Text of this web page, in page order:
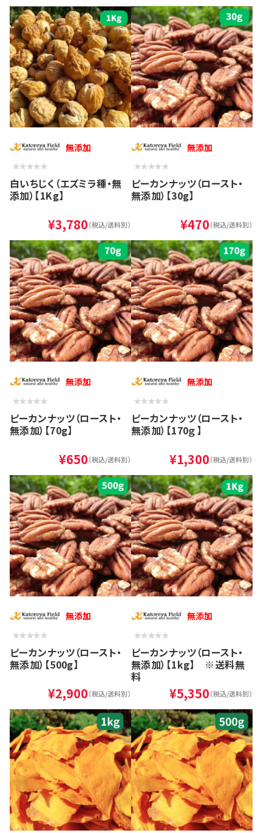
無添加
白いちじく（エズミラ種・無
添加）【1Kg】
¥3,780（税込/送料別）
無添加
ピーカンナッツ（ロースト・
無添加）【30g】
¥470（税込/送料別）
無添加
ピーカンナッツ（ロースト・
無添加）【70g】
¥650（税込/送料別）
無添加
ピーカンナッツ（ロースト・
無添加）【170ｇ】
¥1,300（税込/送料別）
無添加
ピーカンナッツ（ロースト・
無添加）【500g】
¥2,900（税込/送料別）
無添加
ピーカンナッツ（ロースト・
無添加）【1kg】 ※送料無
料
¥5,350（税込/送料別）